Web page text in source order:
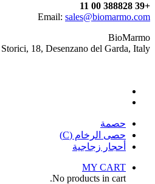
+39 388828 00 11
Email: sales@biomarmo.com
BioMarmo
18, Desenzano del Garda, Italy
حصمة
حصى الرخام (C)
أحجار زجاجية
MY CART
No products in cart.